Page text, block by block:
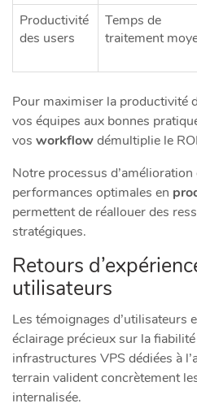
Productivité
des users
Temps de
traitement
Pour maximiser la productivité
vos équipes aux bonnes
vos workflowdémultiplie le
Notre processus
performances optimales en
permettent de réallouer des
stratégiques.
Retours
utilisateurs
Les témoignages d’utilisateurs
éclairage précieux sur la
infrastructures VPS dédiées à
terrain valident concrètement
internalisée.